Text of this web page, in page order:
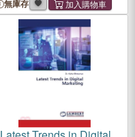
無庫存